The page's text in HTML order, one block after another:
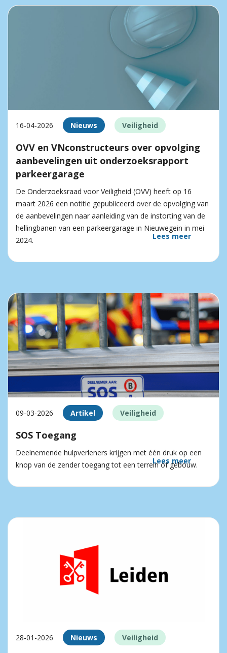
16-04-2026 Nieuws Veiligheid
OVV en VNconstructeurs over opvolging
aanbevelingen uit onderzoeksrapport
parkeergarage
De Onderzoeksraad voor Veiligheid (OVV) heeft op 16
maart 2026 een notitie gepubliceerd over de opvolging van
de aanbevelingen naar aanleiding van de instorting van de
hellingbanen van een parkeergarage in Nieuwegein in mei
2024.
Lees meer
09-03-2026 Artikel Veiligheid
SOS Toegang
Deelnemende hulpverleners krijgen met één druk op een
knop van de zender toegang tot een terrein of gebouw.
Lees meer
28-01-2026 Nieuws Veiligheid